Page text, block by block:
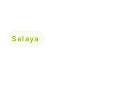
Selaya